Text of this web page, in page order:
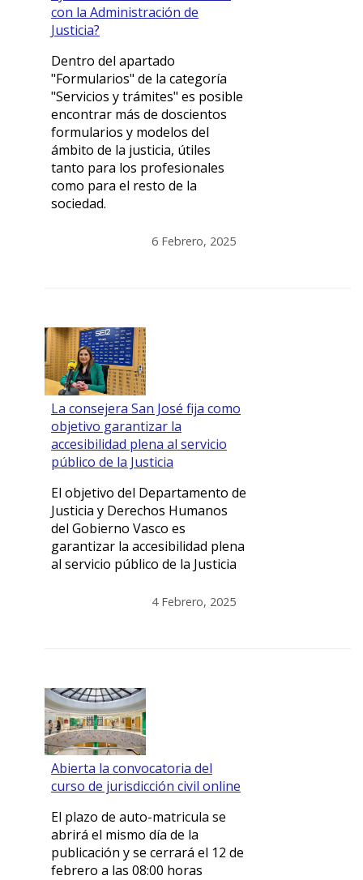
con la Administración de
Justicia?
Dentro del apartado
"Formularios" de la categoría
"Servicios y trámites" es posible
encontrar más de doscientos
formularios y modelos del
ámbito de la justicia, útiles
tanto para los profesionales
como para el resto de la
sociedad.
6 Febrero, 2025
La consejera San José fija como
objetivo garantizar la
accesibilidad plena al servicio
público de la Justicia
El objetivo del Departamento de
Justicia y Derechos Humanos
del Gobierno Vasco es
garantizar la accesibilidad plena
al servicio público de la Justicia
4 Febrero, 2025
Abierta la convocatoria del
curso de jurisdicción civil online
El plazo de auto-matricula se
abrirá el mismo día de la
publicación y se cerrará el 12 de
febrero a las 08:00 horas